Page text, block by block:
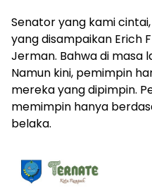
Senator yang kami
yang disampaikan Erich
Jerman. Bahwa di masa
Namun kini, pemimpin
mereka yang dipimpin.
memimpin hanya
belaka.